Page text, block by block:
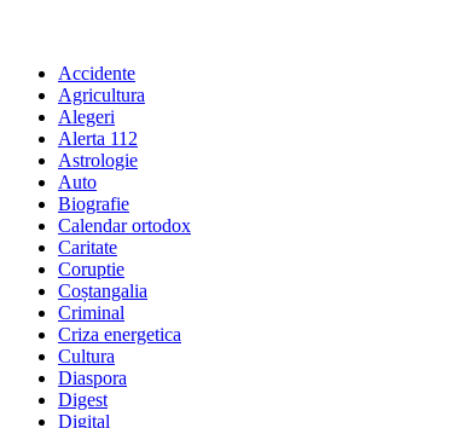
Accidente
Agricultura
Alegeri
Alerta 112
Astrologie
Auto
Biografie
Calendar ortodox
Caritate
Coruptie
Coștangalia
Criminal
Criza energetica
Cultura
Diaspora
Digest
Digital